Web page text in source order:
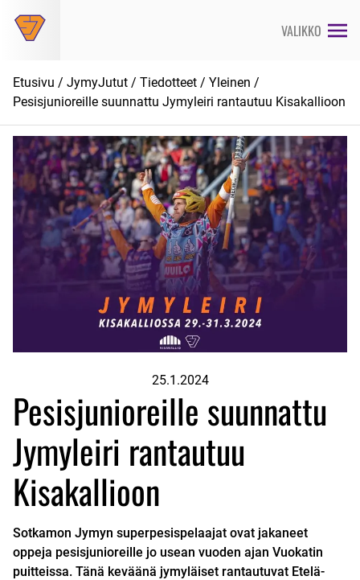
suoraan
VALIKKO
Etusivu / JymyJutut / Tiedotteet / Yleinen /
Pesisjunioreille suunnattu Jymyleiri rantautuu Kisakallioon
25.1.2024
Pesisjunioreille suunnattu
Jymyleiri rantautuu
Kisakallioon
Sotkamon Jymyn superpesispelaajat ovat jakaneet
oppeja pesisjunioreille jo usean vuoden ajan Vuokatin
puitteissa. Tänä keväänä jymyläiset rantautuvat Etelä-